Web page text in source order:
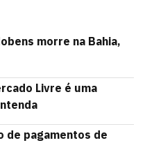
morre na Bahia,
Livre é uma
de pagamentos de